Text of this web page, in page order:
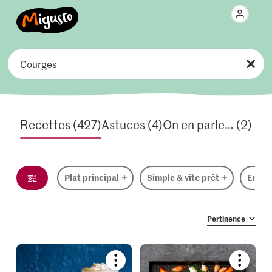
Recettes (427)Astuces (4)On en parle… (2)
Plat principal Simple & vite prêt
Pertinence
Pertinence
Bookmark
Prêt en
Catégories
Saisons & évènements
Type d'alimentation